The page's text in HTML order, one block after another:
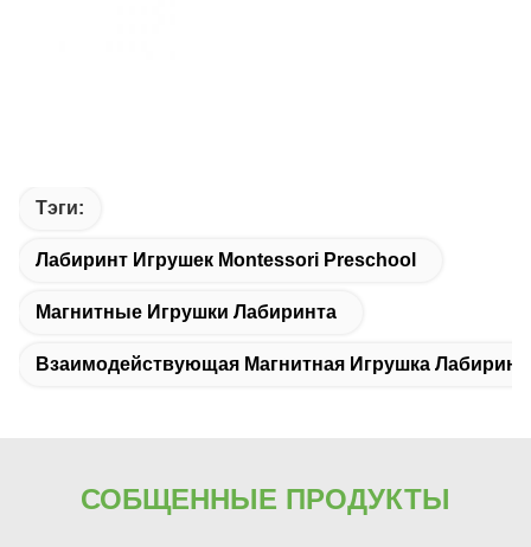
Тэги:
Лабиринт Игрушек Montessori Preschool
Магнитные Игрушки Лабиринта
Взаимодействующая Магнитная Игрушка
СОБЩЕННЫЕ ПРОДУКТЫ